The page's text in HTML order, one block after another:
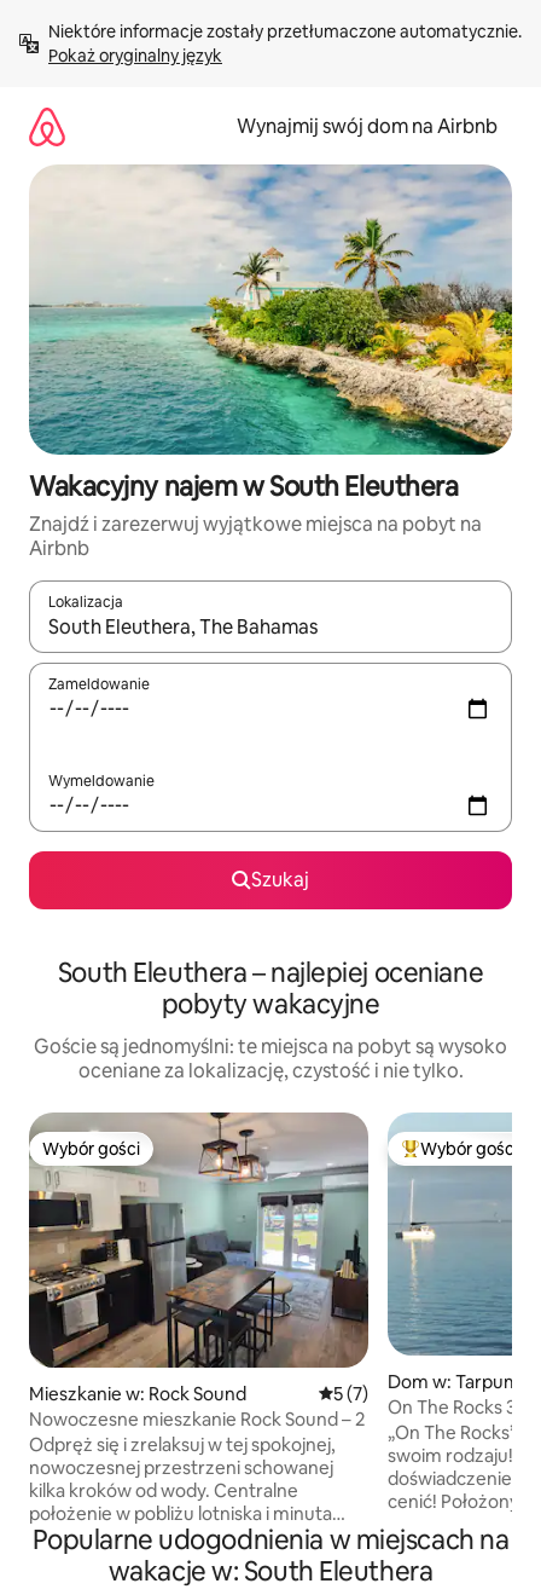
treści Pokaż oryginalny język
Wynajmij swój dom na Airbnb
Wakacyjny najem w South Eleuthera
Znajdź i zarezerwuj wyjątkowe miejsca na pobyt na
Airbnb
Lokalizacja
Gdy wyniki będą dostępne, możesz poruszać się po nich za
Zameldowanie
Wymeldowanie
Szukaj
South Eleuthera – najlepiej oceniane
pobyty wakacyjne
Goście są jednomyślni: te miejsca na pobyt są wysoko
oceniane za lokalizację, czystość i nie tylko.
Wybór gości
Wybór gości
Mieszkanie w: Rock Sound Średnia ocena: 5 na 5,
5 (7)
Nowoczesne mieszkanie Rock Sound – 2
Odpręż się i zrelaksuj w tej spokojnej,
nowoczesnej przestrzeni schowanej
kilka kroków od wody. Centralne
położenie w pobliżu lotniska i minuta
spacerem od Market Place. Pełna
kuchnia ze wszystkimi nowoczesnymi
udogodnieniami i dużą ilością prywatnej
Wybór gości
Dom w: Tarpum
On The Rocks 3
Eleuthera
„On The Rocks”
swoim rodzaju!
doświadczenie,
cenić! Położony
Tarpum Bay,
„na skałach”,
popijając ulubiony
Popularne udogodnienia w miejscach na
wakacje w: South Eleuthera